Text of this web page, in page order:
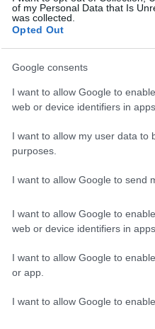
of my Personal Data that Is
was collected.
Opted Out
Google consents
I want to allow Google to
web or device identifiers in apps.
I want to allow my user data to
purposes.
I want to allow Google to send
I want to allow Google to
web or device identifiers in apps.
I want to allow Google to
or app.
I want to allow Google to